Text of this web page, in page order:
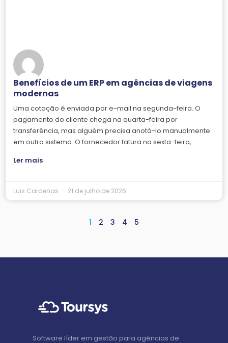
Benefícios de um ERP em agências de viagens
modernas
Uma cotação é enviada por e-mail na segunda-feira. O
pagamento do cliente chega na quarta-feira por
transferência, mas alguém precisa anotá-lo manualmente
em outro sistema. O fornecedor fatura na sexta-feira,
Ler mais
Luis Cardenas 21 de julho de 2026
1 2 3 4 5
Software líder em gestão para agências de